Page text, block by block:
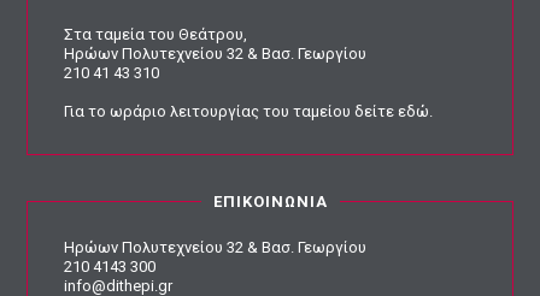
Στα ταμεία του Θεάτρου,
Ηρώων Πολυτεχνείου 32 & Βασ. Γεωργίου
210 41 43 310
Για το ωράριο λειτουργίας του ταμείουδείτε εδώ.
ΕΠΙΚΟΙΝΩΝΙΑ
Ηρώων Πολυτεχνείου 32 & Βασ. Γεωργίου
210 4143 300
info@dithepi.gr